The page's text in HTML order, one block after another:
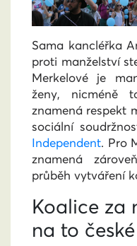
Sama kancléřka
proti manželství
Merkelové je
ženy, nicméně
znamená respekt
sociální
Independent. Pro
znamená
průběh vytváření
Koalice za
na to